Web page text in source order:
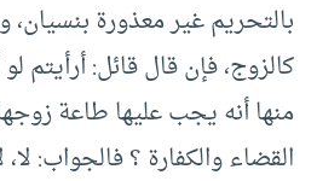
بالتحريم غير معذورة بنسيان،
كالزوج، فإن قال قائل: أرأيتم
منها أنه يجب عليها طاعة
القضاء والكفارة ؟ فالجواب: